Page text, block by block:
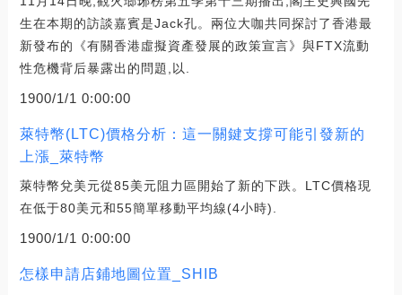
生在本期的訪談嘉賓是Jack孔。兩位大咖共同探討了香港最
新發布的《有關香港虛擬資產發展的政策宣言》與FTX流動
性危機背后暴露出的問題,以.
1900/1/1 0:00:00
萊特幣(LTC)價格分析：這一關鍵支撐可能引發新的
上漲_萊特幣
萊特幣兌美元從85美元阻力區開始了新的下跌。LTC價格現
在低于80美元和55簡單移動平均線(4小時).
1900/1/1 0:00:00
怎樣申請店鋪地圖位置_SHIB